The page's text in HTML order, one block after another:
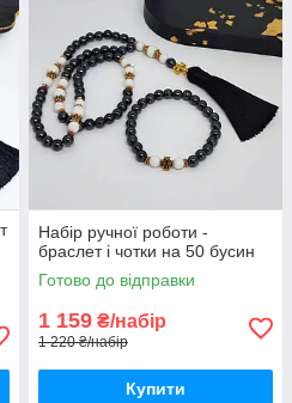
Набір ручної роботи -
браслет і чотки на 50 бусин
Готово до відправки
1 159 ₴/набір
1 220 ₴/набір
Купити